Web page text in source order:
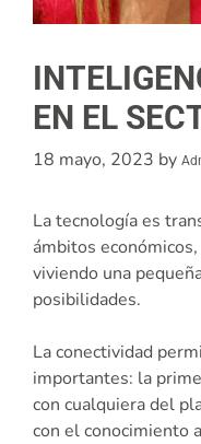
EN EL
18 mayo, 2023 by
La tecnología es
ámbitos
viviendo una
posibilidades.
La conectividad
importantes: la
con cualquiera del
con el conocimiento